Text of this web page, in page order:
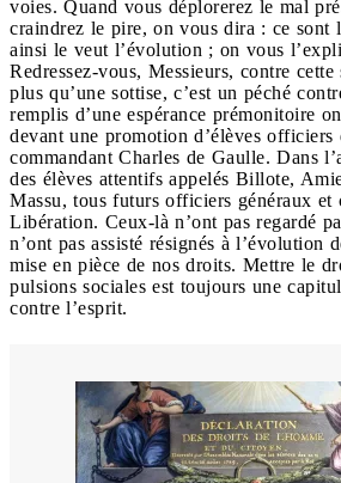
voies. Quand vous déplorerez le mal
craindrez le pire, on vous dira : ce sont
ainsi le veut l’évolution ; on vous
Redressez-vous, Messieurs, contre cette
plus qu’une sottise, c’est un péché
remplis d’une espérance prémonitoire
devant une promotion d’élèves
commandant Charles de Gaulle. Dans
des élèves attentifs appelés Billote,
Massu, tous futurs officiers généraux et
Libération. Ceux-là n’ont pas regardé
n’ont pas assisté résignés à l’évolution
mise en pièce de nos droits. Mettre le
pulsions sociales est toujours une
contre l’esprit.